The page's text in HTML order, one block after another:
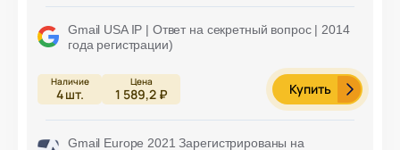
Gmail USA IP | Ответ на секретный вопрос | 2014
года регистрации)
4шт. 1 589,2 ₽ Купить
Gmail Europe 2021 Зарегистрированы на